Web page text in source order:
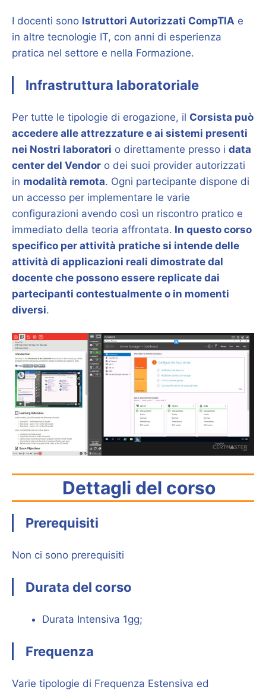
I docenti sono Istruttori Autorizzati CompTIA e
in altre tecnologie IT, con anni di esperienza
pratica nel settore e nella Formazione.
Infrastruttura laboratoriale
Per tutte le tipologie di erogazione, il Corsista può
accedere alle attrezzature e ai sistemi presenti
nei Nostri laboratori o direttamente presso i data
center del Vendor o dei suoi provider autorizzati
in modalità remota. Ogni partecipante dispone di
un accesso per implementare le varie
configurazioni avendo così un riscontro pratico e
immediato della teoria affrontata. In questo corso
specifico per attività pratiche si intende delle
attività di applicazioni reali dimostrate dal
docente che possono essere replicate dai
partecipanti contestualmente o in momenti
diversi.
Dettagli del corso
Prerequisiti
Non ci sono prerequisiti
Durata del corso
Durata Intensiva 1gg;
Frequenza
Varie tipologie di Frequenza Estensiva ed